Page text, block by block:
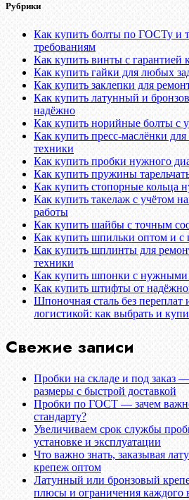
Рубрики
Как купить болты по ГОСТу и
требованиям
Как купить винты с гарантией
Как купить гайки для любых
Как купить заклепки для
Как купить латунный и
надёжно
Как купить норийные болты с
Как купить пресс-маслёнки
техники
Как купить пробки нужного
Как купить пружины
Как купить стопорные кольца
Как купить такелаж с учётом
работы
Как купить шайбы с точным
Как купить шпильки оптом и с
Как купить шплинты для
техники
Как купить шпонки с нужными
Как купить штифты от
Шпоночная сталь без переплат
логистикой: как выбрать и
Свежие записи
Пробки на складе и под заказ
размеры с быстрой доставкой
Пробки по ГОСТ — зачем
стандарту?
Увеличиваем срок службы
установке и эксплуатации
Что важно знать, заказывая
крепеж оптом
Латунный или бронзовый
плюсы и ограничения каждого